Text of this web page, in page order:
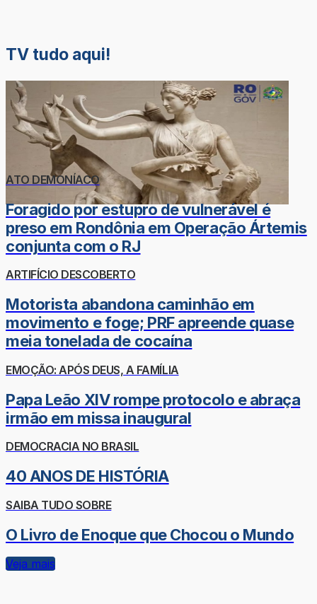
TV tudo aqui!
ATO DEMONÍACO
Foragido por estupro de vulnerável é
preso em Rondônia em Operação Ártemis
conjunta com o RJ
ARTIFÍCIO DESCOBERTO
Motorista abandona caminhão em
movimento e foge; PRF apreende quase
meia tonelada de cocaína
EMOÇÃO: APÓS DEUS, A FAMÍLIA
Papa Leão XIV rompe protocolo e abraça
irmão em missa inaugural
DEMOCRACIA NO BRASIL
40 ANOS DE HISTÓRIA
SAIBA TUDO SOBRE
O Livro de Enoque que Chocou o Mundo
Veja mais